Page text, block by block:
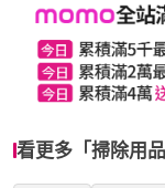
看更多「掃除用